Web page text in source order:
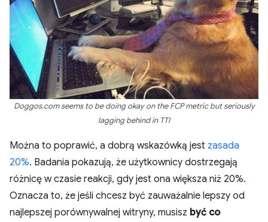
Doggos.com seems to be doing okay on the FCP metric but seriously
lagging behind in TTI
Można to poprawić, a dobrą wskazówką jest zasada
20%. Badania pokazują, że użytkownicy dostrzegają
różnicę w czasie reakcji, gdy jest ona większa niż 20%.
Oznacza to, że jeśli chcesz być zauważalnie lepszy od
najlepszej porównywalnej witryny, musisz być co